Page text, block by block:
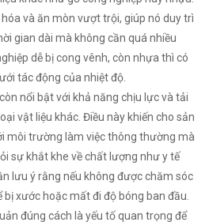
và ăn mòn vượt trội, giúp nó duy trì
gian dài mà không cần quá nhiều
dễ bị cong vênh, còn nhựa thì có
tác động của nhiệt độ.
nổi bật với khả năng chịu lực và tải
vật liệu khác. Điều này khiến cho sản
môi trường làm việc thông thường mà
sự khắt khe về chất lượng như y tế
lưu ý rằng nếu không được chăm sóc
xước hoặc mất đi độ bóng ban đầu.
đúng cách là yếu tố quan trọng để